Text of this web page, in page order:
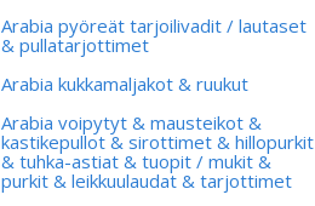
Arabia pyöreät tarjoilivadit / lautaset
& pullatarjottimet
Arabia kukkamaljakot & ruukut
Arabia voipytyt & mausteikot &
kastikepullot & sirottimet & hillopurkit
& tuhka-astiat & tuopit / mukit &
purkit & leikkuulaudat & tarjottimet